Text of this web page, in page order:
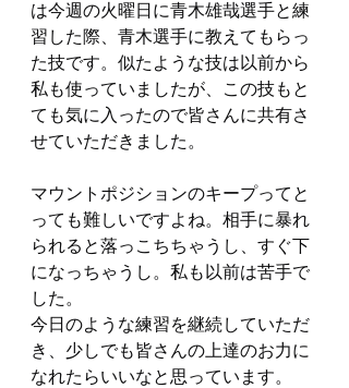
は今週の火曜日に青木雄哉選手と練
習した際、青木選手に教えてもらっ
た技です。似たような技は以前から
私も使っていましたが、この技もと
ても気に入ったので皆さんに共有さ
せていただきました。
マウントポジションのキープってと
っても難しいですよね。相手に暴れ
られると落っこちちゃうし、すぐ下
になっちゃうし。私も以前は苦手で
した。
今日のような練習を継続していただ
き、少しでも皆さんの上達のお力に
なれたらいいなと思っています。